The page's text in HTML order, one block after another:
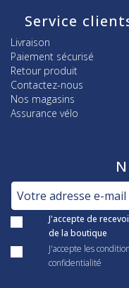
Service
Livraison
Paiement sécurisé
Retour produit
Contactez-nous
Nos magasins
Assurance vélo
J'accepte de
de la boutique
J'accepte les
confidentialité